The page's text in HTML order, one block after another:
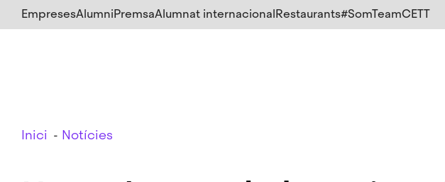
Salta
al
EmpresesAlumniPremsaAlumnat internacionalRestaurants#SomTeamCETT
Breadcrumb
Inici Notícies